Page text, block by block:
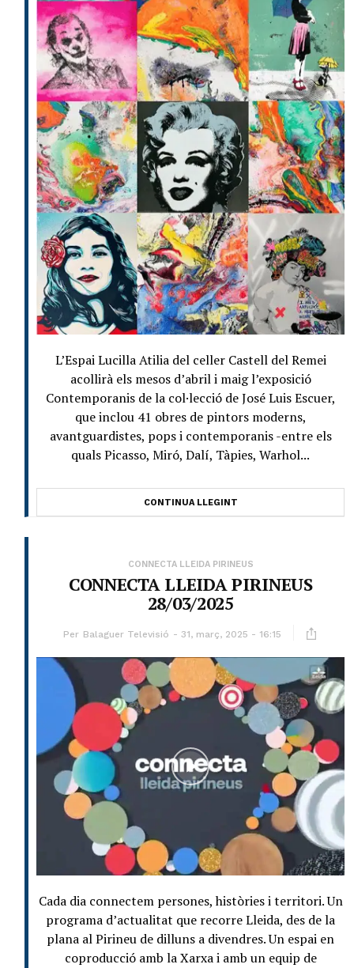
L’Espai Lucilla Atilia del celler Castell del Remei
acollirà els mesos d’abril i maig l’exposició
Contemporanis de la col·lecció de José Luis Escuer,
que inclou 41 obres de pintors moderns,
avantguardistes, pops i contemporanis -entre els
quals Picasso, Miró, Dalí, Tàpies, Warhol...
CONTINUA LLEGINT
CONNECTA LLEIDA PIRINEUS
CONNECTA LLEIDA PIRINEUS
28/03/2025
Per Balaguer Televisió 31, març, 2025 - 16:15
Cada dia connectem persones, històries i territori. Un
programa d’actualitat que recorre Lleida, des de la
plana al Pirineu de dilluns a divendres. Un espai en
coproducció amb la Xarxa i amb un equip de